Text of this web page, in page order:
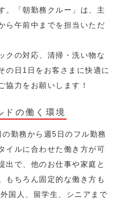
。「朝勤務クルー」は、主
ら午前中までを担当いただ
クの対応、清掃・洗い物な
の日1日をお客さまに快適に
協力をお願いします！
ドの働く環境
勤務から週5日のフル勤務
イルに合わせた働き方が可
出で、他のお仕事や家庭と
もちろん固定的な働き方も
国人、留学生、シニアまで